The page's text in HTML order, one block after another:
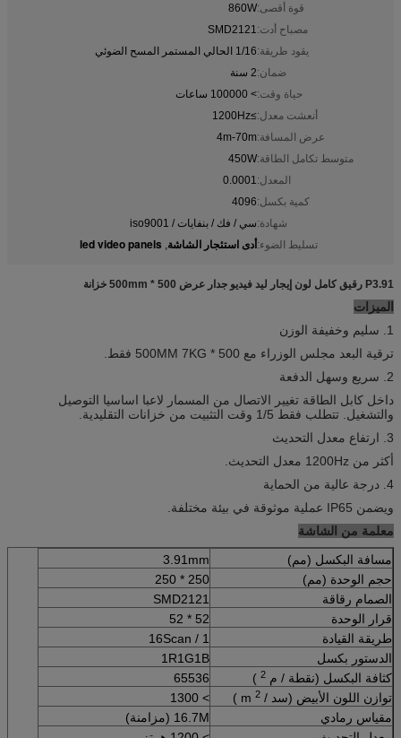
قوة أقصى:860W
مصباح أدت:SMD2121
يقود طريقة:1/16 الحالي المستمر المسح الضوئي
ضمان:2 سنة
حياة وقت:> 100000 ساعات
أنعشت معدل:≥1200Hz
عرض المسافة:4m-70m
متوسط ​​تكامل الطاقة:450W
المعدل:0.0001
كمية بكسل:4096
شهادة:سي / فك / بنفايات / iso9001
تسليط الضوء:أدى استئجار الشاشة,
led video panels
P3.91 رقيق كامل لون إيجار ليد فيديو جدار عرض 500 * 500mm خزانة
الميزات
1. سليم وخفيفة الوزن
ترقية البعد مجلس الوزراء مع 500 * 500MM 7KG فقط.
2. سريع وسهل الدفعة
داخل كابل الطاقة تغيير الاتصال من المسمار لاعبا اساسيا التوصيل
والتشغيل. تتطلب فقط 1/5 وقت التثبيت من خزانات التقليدية.
3. ارتفاع معدل التحديث
أكثر من 1200Hz معدل التحديث.
4. درجة عالية من الحماية
ويضمن IP65 عملية موثوقة في بيئة مختلفة.
معلمة من الشاشة
مسافة البكسل (مم)
3.91mm
حجم الوحدة (مم)
250 * 250
الصمام رقاقة
SMD2121
قرار الوحدة
52 * 52
طريقة القيادة
1 / 16Scan
الدستور بكسل
1R1G1B
كثافة البكسل (نقطة / م 2
)
65536
توازن اللون الأبيض (سد / m 2
)
> 1300
مقياس رمادي
16.7M (مزامنة)